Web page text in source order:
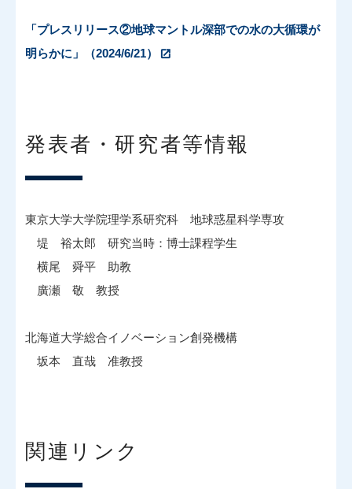
「プレスリリース②地球マントル深部での水の大循環が
明らかに」（2024/6/21）
発表者・研究者等情報
東京大学大学院理学系研究科 地球惑星科学専攻
堤 裕太郎 研究当時：博士課程学生
横尾 舜平 助教
廣瀬 敬 教授
北海道大学総合イノベーション創発機構
坂本 直哉 准教授
関連リンク